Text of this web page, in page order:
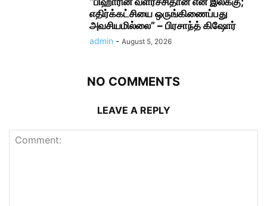
எதிர்க்கட்சியை ஒருங்கிணைப்பது
அவசியமில்லை” – பிரசாந்த் கிஷோர்
admin - August 5, 2026
NO COMMENTS
LEAVE A REPLY